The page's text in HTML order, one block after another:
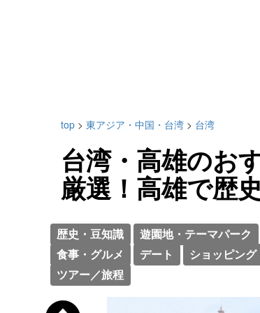
top > 東アジア・中国・台湾 > 台湾
台湾・高雄のお
厳選！高雄で歴
歴史・豆知識 遊園地・テーマパーク
食事・グルメ
デート ショッピン
ツアー／旅程